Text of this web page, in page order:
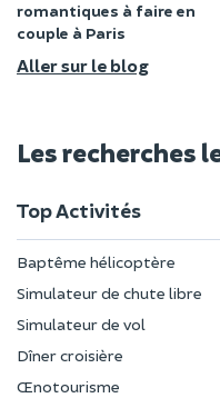
romantiques à faire en
couple à Paris
Aller sur le blog
Les recherches
Top Activités
Baptême hélicoptère
Simulateur de chute libre
Simulateur de vol
Dîner croisière
Œnotourisme